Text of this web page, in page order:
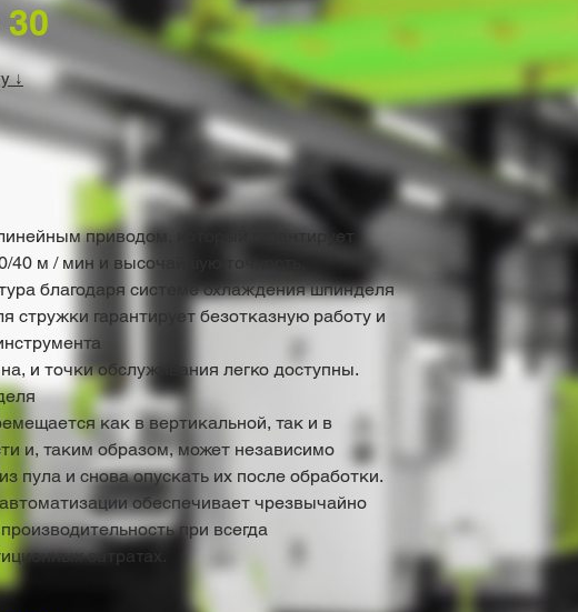
30
↓
приводом, который гарантирует
40 м / мин и высочайшую точность.
благодаря системе охлаждения шпинделя
стружки гарантирует безотказную работу и
и точки обслуживания легко доступны.
как в вертикальной, так и в
и, таким образом, может независимо
пула и снова опускать их после обработки.
обеспечивает чрезвычайно
при всегда
затратах.